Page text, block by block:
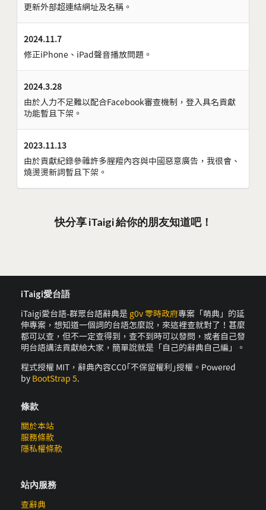
更新外部超連結網址及名稱。
2024.11.7
修正iPhone、iPad聲音播放問題。
2024.3.28
由於人力不足難以配合Facebook審查機制，登入具名貢獻
功能暫且下架。
2023.11.13
由於貢獻紀錄參雜許多腥羶內容與中國惡意廣告，我很會、
燒燙燙新詞暫且下架。
快分享 iTaigi 給你的朋友知道吧！
iTaigi愛台語
iTaigi愛台語-群眾台語辭典是 g0v 零時政府專案「萌典」的延
伸專案，想知道一個詞的台語怎麼說，來這裡查就對了！甚麼
都可以查，但不一定查得到，查不到時可以發問，或者自己發
明台語講法貢獻給大家，簡單說就是「自己的辭典自己編」。
程式授權 MIT，辭典內容CC0｢不保留權利｣授權。Powered
by BootStrap 5.
條款
關於本站
服務條款
隱私權條款
站內服務
查辭典